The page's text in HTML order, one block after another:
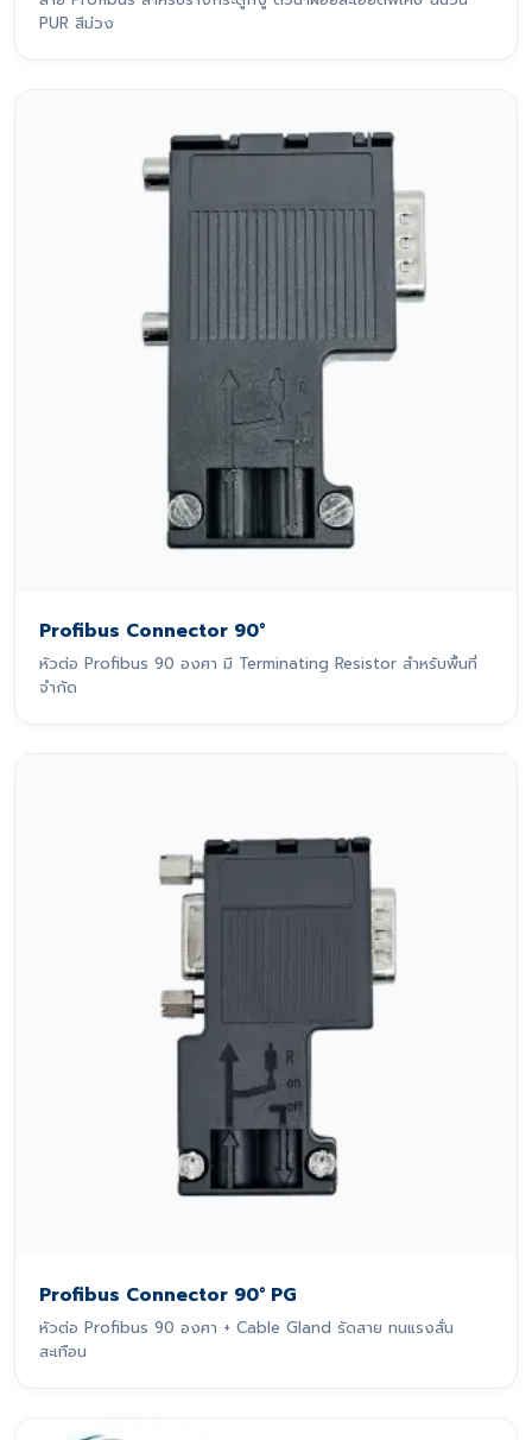
PUR สีม่วง
Profibus Connector 90°
หัวต่อ Profibus 90 องศา มี Terminating Resistor สำหรับพื้นที่
จำกัด
Profibus Connector 90° PG
หัวต่อ Profibus 90 องศา + Cable Gland รัดสาย ทนแรงสั่น
สะเทือน